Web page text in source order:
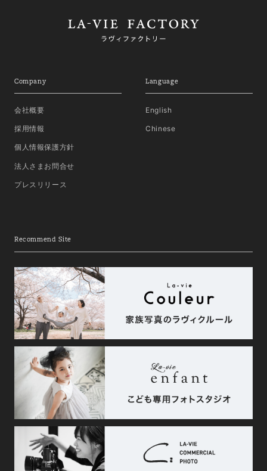
Company
会社概要
採用情報
個人情報保護方針
法人さまお問合せ
プレスリリース
Language
English
Chinese
Recommend Site